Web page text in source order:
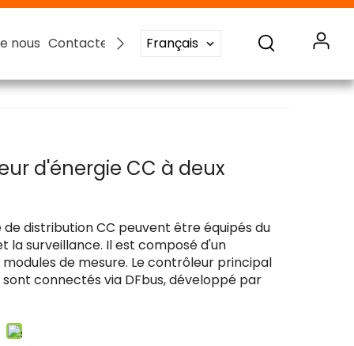
nous Contactez-nousFrançais
nous Contactez-nousFrançais
nous Contactez-nousFrançais
nous Contactez-nousFrançais
d'énergie CC à deux
de distribution CC peuvent être équipés du
la surveillance. Il est composé d'un
de mesure. Le contrôleur principal
connectés via DFbus, développé par